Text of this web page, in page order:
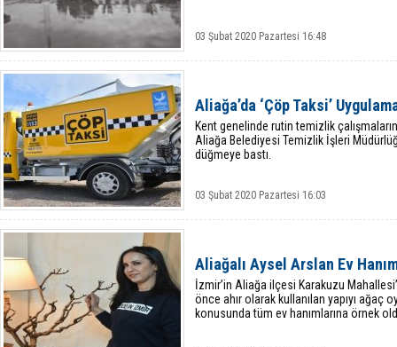
03 Şubat 2020 Pazartesi 16:48
Aliağa’da ‘Çöp Taksi’
Kent genelinde rutin temizlik
Aliağa Belediyesi Temizlik İşleri
düğmeye bastı.
03 Şubat 2020 Pazartesi 16:03
Aliağalı Aysel Arslan Ev
İzmir’in Aliağa ilçesi Karakuzu
önce ahır olarak kullanılan yapıyı
konusunda tüm ev hanımlarına örnek